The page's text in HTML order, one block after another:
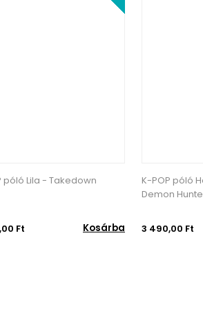
póló Halványrózsaszín -
Ft Kosárba
K-POP póló
3 490,00 Ft